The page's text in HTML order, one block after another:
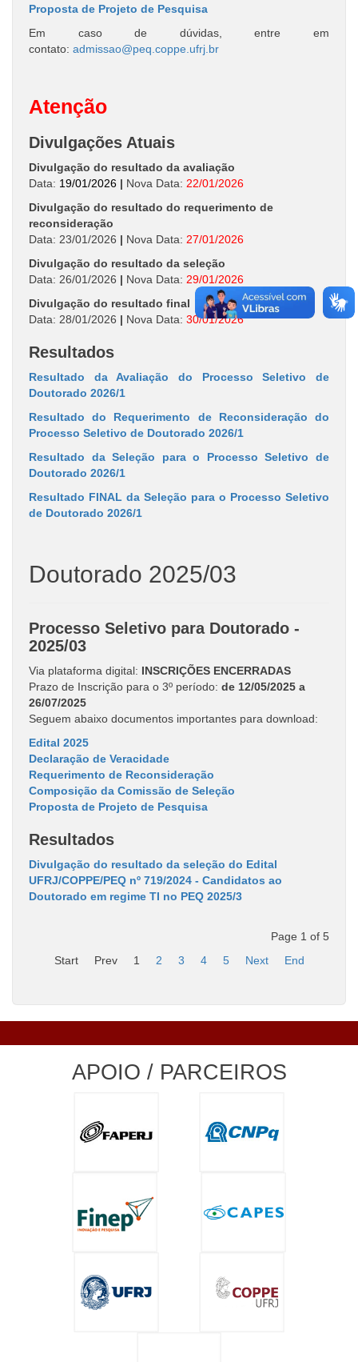
Proposta de Projeto de Pesquisa
Em caso de dúvidas, entre em
contato: admissao@peq.coppe.ufrj.br
Atenção
Divulgações Atuais
Divulgação do resultado da avaliação
Data: 19/01/2026 | Nova Data: 22/01/2026
Divulgação do resultado do requerimento de
reconsideração
Data: 23/01/2026 | Nova Data: 27/01/2026
Divulgação do resultado da seleção
Data: 26/01/2026 | Nova Data: 29/01/2026
Divulgação do resultado final
Data: 28/01/2026 | Nova Data: 30/01/2026
Resultados
Resultado da Avaliação do Processo Seletivo de
Doutorado 2026/1
Resultado do Requerimento de Reconsideração do
Processo Seletivo de Doutorado 2026/1
Resultado da Seleção para o Processo Seletivo de
Doutorado 2026/1
Resultado FINAL da Seleção para o Processo Seletivo
de Doutorado 2026/1
Doutorado 2025/03
Processo Seletivo para Doutorado -
2025/03
Via plataforma digital: INSCRIÇÕES ENCERRADAS
Prazo de Inscrição para o 3º período: de 12/05/2025 a
26/07/2025
Seguem abaixo documentos importantes para download:
Edital 2025
Declaração de Veracidade
Requerimento de Reconsideração
Composição da Comissão de Seleção
Proposta de Projeto de Pesquisa
Resultados
Divulgação do resultado da seleção do Edital
UFRJ/COPPE/PEQ nº 719/2024 - Candidatos ao
Doutorado em regime TI no PEQ 2025/3
Page 1 of 5
Start
Prev 1 2 3 4 5 Next End
APOIO / PARCEIROS